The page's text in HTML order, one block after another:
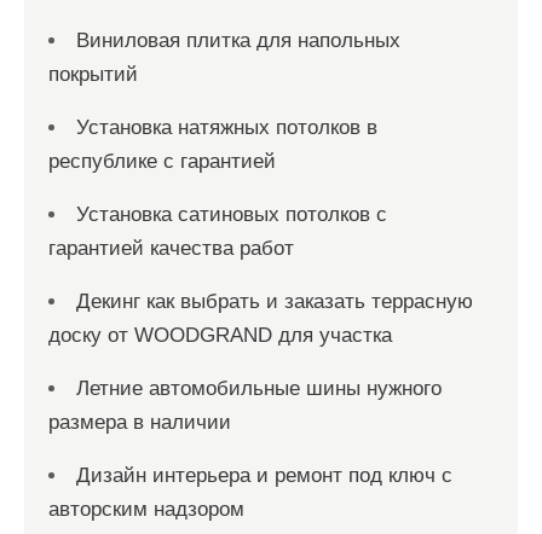
Виниловая плитка для напольных
покрытий
Установка натяжных потолков в
республике с гарантией
Установка сатиновых потолков с
гарантией качества работ
Декинг как выбрать и заказать террасную
доску от WOODGRAND для участка
Летние автомобильные шины нужного
размера в наличии
Дизайн интерьера и ремонт под ключ с
авторским надзором